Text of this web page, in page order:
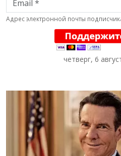
Адрес электронной почты
четверг, 6